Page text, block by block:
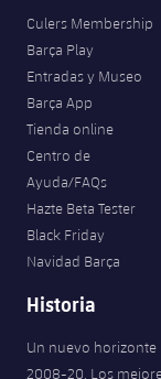
Jugadores
Fotos
Historia
Palmarés
Juvenil
Infantil
Alevín
plusicon
más
Actualidad
Masculino
Femenino
Agenda
plusicon
más
Actualidad
Jugadores
Calendario
Hockey
plusicon
más
Hockey
plusicon
más
Hockey
plusicon
más
Actualidad
Escuela de
Culers Membership
Barça Play
Entradas y Museo
Barça App
Tienda online
Centro de
Ayuda/FAQs
Hazte Beta Tester
Black Friday
Navidad Barça
Historia
Un nuevo horizonte
2008-20. Los